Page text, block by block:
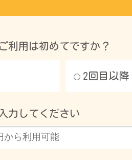
利用は初めてですか？
2回目以降
力してください